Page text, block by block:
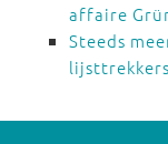
affaire
Steeds